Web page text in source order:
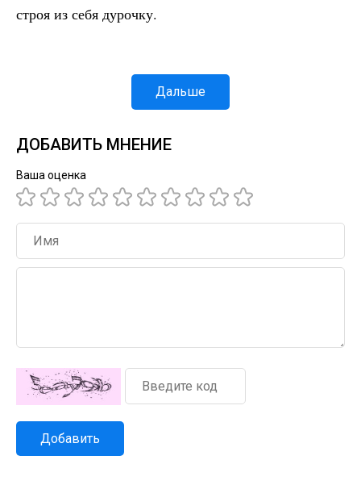
строя из себя дурочку.
Дальше
ДОБАВИТЬ МНЕНИЕ
Ваша оценка
Добавить